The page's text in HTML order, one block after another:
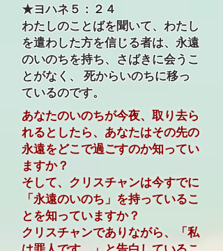
★ヨハネ５：２４
わたしのことばを聞いて、わたし
を遣わした方を信じる者は、永遠
のいのちを持ち、さばきに会うこ
とがなく、 死からいのちに移っ
ているのです。
あなたのいのちが今夜、取り去ら
れるとしたら、あなたはその先の
永遠をどこで過ごすのか知ってい
ますか？
そして、クリスチャンは今すでに
「永遠のいのち」を持っているこ
とを知っていますか？
クリスチャンでありながら、「私